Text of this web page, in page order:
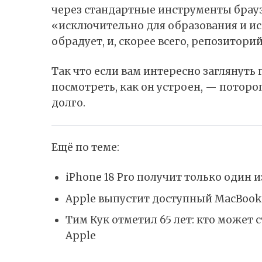
через стандартные инструменты
«исключительно для образования и
обрадует, и, скорее всего,
Так что если вам интересно
посмотреть, как он устроен, —
долго.
Ещё по теме:
iPhone 18 Pro получит только один
Apple выпустит доступный
Тим Кук отметил 65 лет: кто
Apple